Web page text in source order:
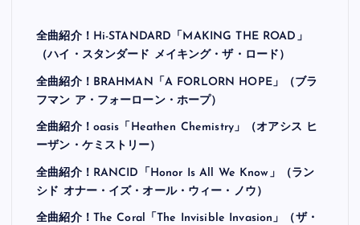
全曲紹介！Hi-STANDARD「MAKING THE ROAD」
（ハイ・スタンダード メイキング・ザ・ロード）
全曲紹介！BRAHMAN「A FORLORN HOPE」（ブラ
フマン ア・フォーローン・ホープ）
全曲紹介！oasis「Heathen Chemistry」（オアシス ヒ
ーザン・ケミストリー）
全曲紹介！RANCID「Honor Is All We Know」（ラン
シド オナー・イズ・オール・ウィー・ノウ）
全曲紹介！The Coral「The Invisible Invasion」（ザ・